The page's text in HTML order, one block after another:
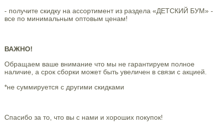
- получите скидку на ассортимент из раздела «ДЕТСКИЙ БУМ» -
все по минимальным оптовым ценам!
ВАЖНО!
Обращаем ваше внимание что мы не гарантируем полное
наличие, а срок сборки может быть увеличен в связи с акцией.
*не суммируется с другими скидками
Спасибо за то, что вы с нами и хороших покупок!